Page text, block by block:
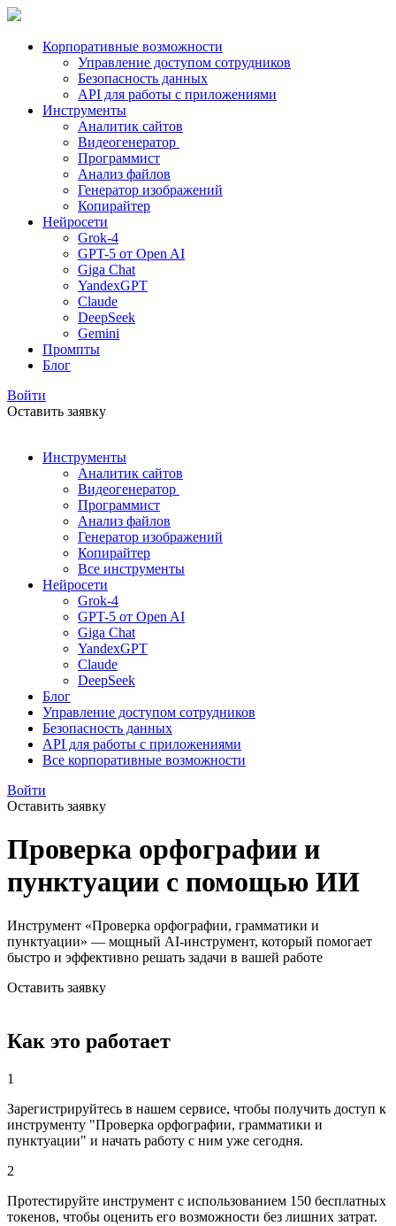
Корпоративные возможности
Управление доступом сотрудников
Безопасность данных
API для работы с приложениями
Инструменты
Аналитик сайтов
Видеогенератор
Программист
Анализ файлов
Генератор изображений
Копирайтер
Нейросети
Grok-4
GPT-5 от Open AI
Giga Chat
YandexGPT
Claude
DeepSeek
Gemini
Промпты
Блог
Войти
Оставить заявку
Инструменты
Аналитик сайтов
Видеогенератор
Программист
Анализ файлов
Генератор изображений
Копирайтер
Все инструменты
Нейросети
Grok-4
GPT-5 от Open AI
Giga Chat
YandexGPT
Claude
DeepSeek
Блог
Управление доступом сотрудников
Безопасность данных
API для работы с приложениями
Все корпоративные возможности
Войти
Оставить заявку
Проверка орфографии и
пунктуации с помощью ИИ
Инструмент «Проверка орфографии, грамматики и
пунктуации» — мощный AI-инструмент, который помогает
быстро и эффективно решать задачи в вашей работе
Оставить заявку
Как это работает
1
Зарегистрируйтесь в нашем сервисе, чтобы получить доступ к
инструменту "Проверка орфографии, грамматики и
пунктуации" и начать работу с ним уже сегодня.
2
Протестируйте инструмент с использованием 150 бесплатных
токенов, чтобы оценить его возможности без лишних затрат.